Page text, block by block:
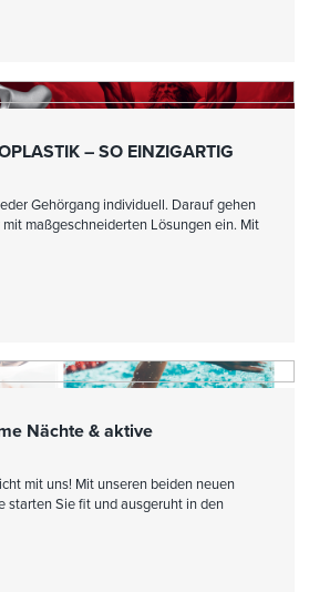
– SO EINZIGARTIG
Gehörgang individuell. Darauf gehen
maßgeschneiderten Lösungen ein. Mit
Nächte & aktive
mit uns! Mit unseren beiden neuen
starten Sie fit und ausgeruht in den